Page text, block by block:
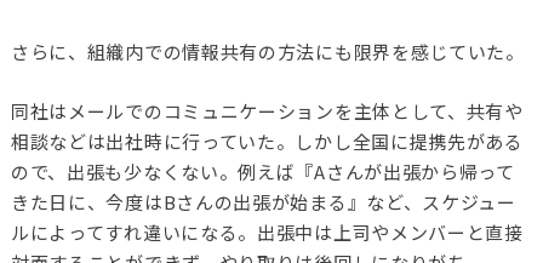
さらに、組織内での情報共有の方法にも限界を感じていた。
同社はメールでのコミュニケーションを主体として、共有や
相談などは出社時に行っていた。しかし全国に提携先がある
ので、出張も少なくない。例えば『Aさんが出張から帰って
きた日に、今度はBさんの出張が始まる』など、スケジュー
ルによってすれ違いになる。出張中は上司やメンバーと直接